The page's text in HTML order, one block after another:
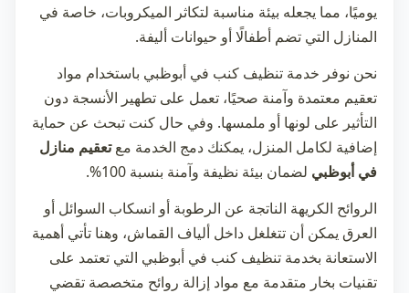
يوميًا، مما يجعله بيئة مناسبة لتكاثر الميكروبات، خاصة في
المنازل التي تضم أطفالًا أو حيوانات أليفة.
نحن نوفر خدمة تنظيف كنب في أبوظبي باستخدام مواد
تعقيم معتمدة وآمنة صحيًا، تعمل على تطهير الأنسجة دون
التأثير على لونها أو ملمسها. وفي حال كنت تبحث عن حماية
إضافية لكامل المنزل، يمكنك دمج الخدمة معتعقيم منازل
في أبوظبي لضمان بيئة نظيفة وآمنة بنسبة 100%.
الروائح الكريهة الناتجة عن الرطوبة أو انسكاب السوائل أو
العرق يمكن أن تتغلغل داخل ألياف القماش، وهنا تأتي أهمية
الاستعانة بخدمة تنظيف كنب في أبوظبي التي تعتمد على
تقنيات بخار متقدمة مع مواد إزالة روائح متخصصة تقضي